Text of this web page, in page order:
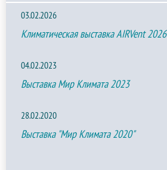
03.02.2026
Климатическая выставка AIRVent 2026
04.02.2023
Выставка Мир Климата 2023
28.02.2020
Выставка "Мир Климата 2020"